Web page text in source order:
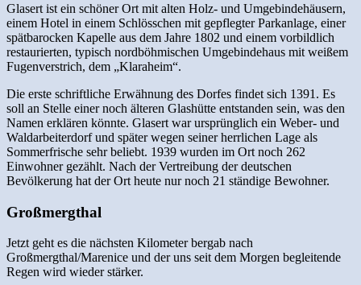
Glasert ist ein schöner Ort mit alten Holz- und Umgebindehäusern,
einem Hotel in einem Schlösschen mit gepflegter Parkanlage, einer
spätbarocken Kapelle aus dem Jahre 1802 und einem vorbildlich
restaurierten, typisch nordböhmischen Umgebindehaus mit weißem
Fugenverstrich, dem „Klaraheim“.
Die erste schriftliche Erwähnung des Dorfes findet sich 1391. Es
soll an Stelle einer noch älteren Glashütte entstanden sein, was den
Namen erklären könnte. Glasert war ursprünglich ein Weber- und
Waldarbeiterdorf und später wegen seiner herrlichen Lage als
Sommerfrische sehr beliebt. 1939 wurden im Ort noch 262
Einwohner gezählt. Nach der Vertreibung der deutschen
Bevölkerung hat der Ort heute nur noch 21 ständige Bewohner.
Großmergthal
Jetzt geht es die nächsten Kilometer bergab nach
Großmergthal/Marenice und der uns seit dem Morgen begleitende
Regen wird wieder stärker.